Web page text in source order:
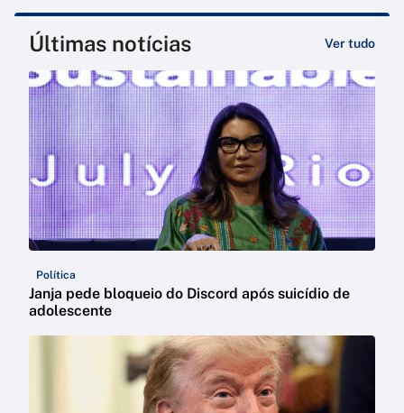
Últimas notícias Ver tudo
Política
Janja pede bloqueio do Discord após suicídio de
adolescente